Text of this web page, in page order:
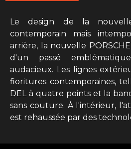
Le design de la
contemporain mais
arrière, la nouvelle
d'un passé
audacieux. Les lignes
fioritures contemporaines,
DEL à quatre points et la
sans couture. À l'intérieur,
est rehaussée par des